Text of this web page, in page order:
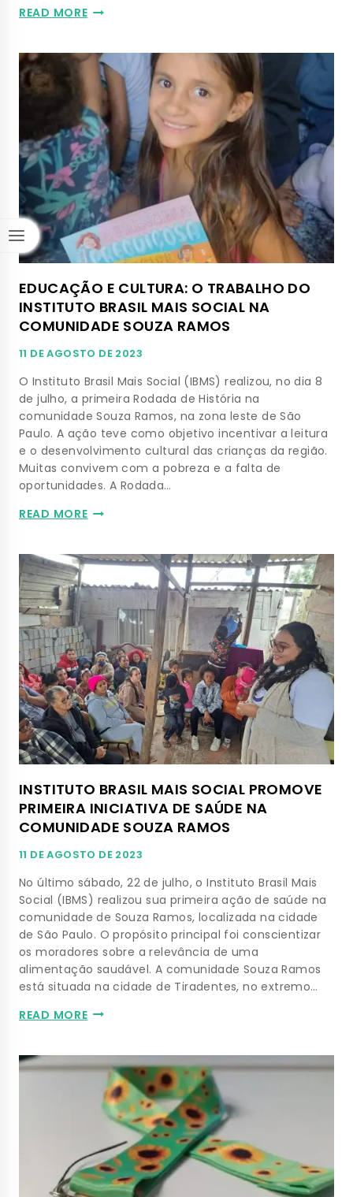
READ MORE
EDUCAÇÃO E CULTURA: O TRABALHO DO
INSTITUTO BRASIL MAIS SOCIAL NA
COMUNIDADE SOUZA RAMOS
11 DE AGOSTO DE 2023
O Instituto Brasil Mais Social (IBMS) realizou, no dia 8
de julho, a primeira Rodada de História na
comunidade Souza Ramos, na zona leste de São
Paulo. A ação teve como objetivo incentivar a leitura
e o desenvolvimento cultural das crianças da região.
Muitas convivem com a pobreza e a falta de
oportunidades. A Rodada…
READ MORE
INSTITUTO BRASIL MAIS SOCIAL PROMOVE
PRIMEIRA INICIATIVA DE SAÚDE NA
COMUNIDADE SOUZA RAMOS
11 DE AGOSTO DE 2023
No último sábado, 22 de julho, o Instituto Brasil Mais
Social (IBMS) realizou sua primeira ação de saúde na
comunidade de Souza Ramos, localizada na cidade
de São Paulo. O propósito principal foi conscientizar
os moradores sobre a relevância de uma
alimentação saudável. A comunidade Souza Ramos
está situada na cidade de Tiradentes, no extremo…
READ MORE